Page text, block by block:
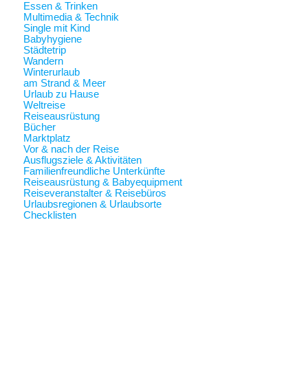
Essen & Trinken
Multimedia & Technik
Single mit Kind
Babyhygiene
Städtetrip
Wandern
Winterurlaub
am Strand & Meer
Urlaub zu Hause
Weltreise
Reiseausrüstung
Bücher
Marktplatz
Vor & nach der Reise
Ausflugsziele & Aktivitäten
Familienfreundliche Unterkünfte
Reiseausrüstung & Babyequipment
Reiseveranstalter & Reisebüros
Urlaubsregionen & Urlaubsorte
Checklisten